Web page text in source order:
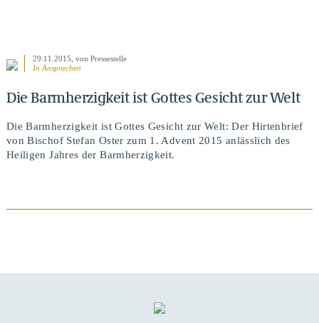
29.11.2015 , von Pressestelle
In Ansprachen
Die Barmherzigkeit ist Gottes Gesicht zur Welt
Die Barmherzigkeit ist Gottes Gesicht zur Welt: Der Hirtenbrief
von Bischof Stefan Oster zum 1. Advent 2015 anlässlich des
Heiligen Jahres der Barmherzigkeit.